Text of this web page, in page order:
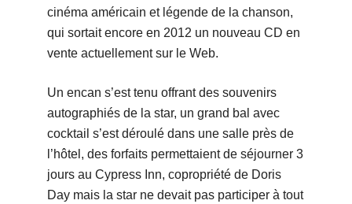
cinéma américain et légende de la chanson,
qui sortait encore en 2012 un nouveau CD en
vente actuellement sur le Web.
Un encan s’est tenu offrant des souvenirs
autographiés de la star, un grand bal avec
cocktail s’est déroulé dans une salle près de
l’hôtel, des forfaits permettaient de séjourner 3
jours au Cypress Inn, copropriété de Doris
Day mais la star ne devait pas participer à tout